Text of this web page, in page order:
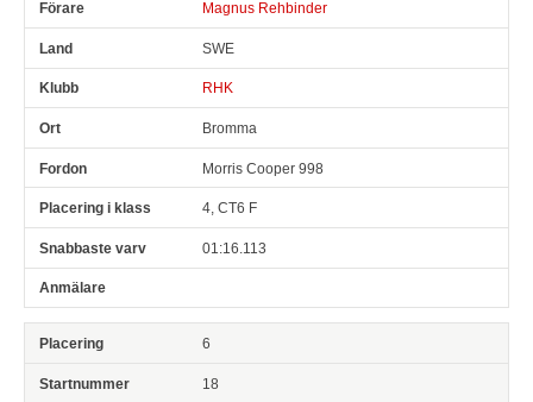
Magnus Rehbinder
SWE
RHK
Bromma
Morris Cooper 998
4, CT6 F
01:16.113
6
18